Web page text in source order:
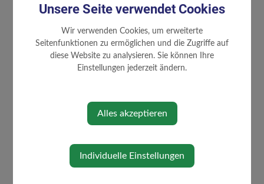
Stelzenberg 657
3353 Biberbach
Unsere Seite verwendet Cookies
Wir verwenden Cookies, um erweiterte
Seitenfunktionen zu ermöglichen und die Zugriffe auf
diese Website zu analysieren. Sie können Ihre
Einstellungen jederzeit ändern.
Alles akzeptieren
Individuelle Einstellungen